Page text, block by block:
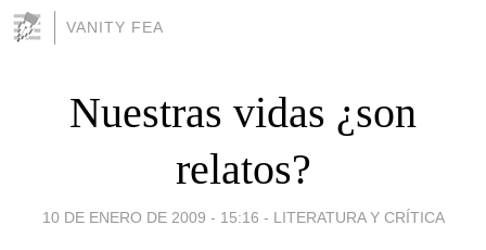
VANITY FEA
Nuestras vidas ¿son
relatos?
10 DE ENERO DE 2009 - 15:16 - LITERATURA Y CRÍTICA